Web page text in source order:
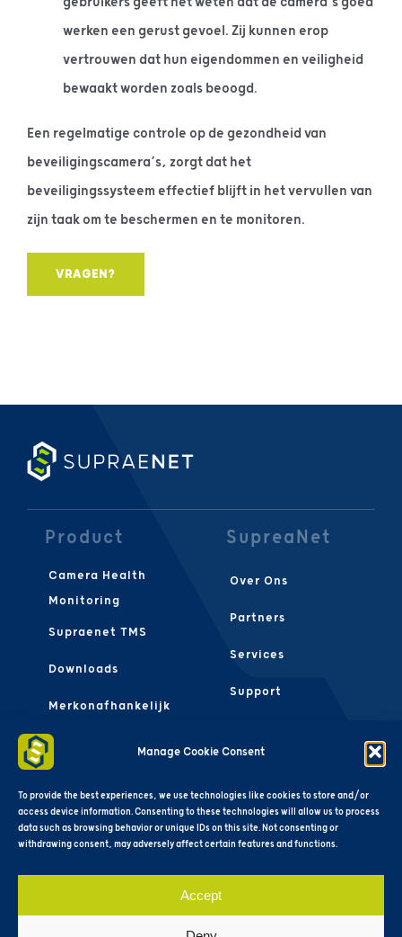
Manage Cookie Consent
To provide the best experiences, we use technologies like cookies to store and/or
access device information. Consenting to these technologies will allow us to process
data such as browsing behavior or unique IDs on this site. Not consenting or
withdrawing consent, may adversely affect certain features and functions.
Accept
werken een gerust gevoel. Zij kunnen erop
vertrouwen dat hun eigendommen en veiligheid
bewaakt worden zoals beoogd.
Een regelmatige controle op de gezondheid van
beveiligingscamera’s, zorgt dat het
beveiligingssysteem effectief blijft in het vervullen van
zijn taak om te beschermen en te monitoren.
VRAGEN?
Product
Camera Health
Monitoring
Supraenet TMS
Downloads
Merkonafhankelijk
FAQS
SupreaNet
Over Ons
Partners
Services
Support
Algemene